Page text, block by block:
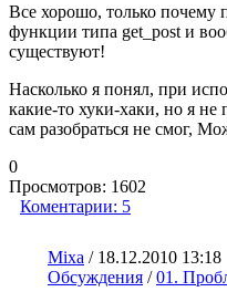
Все хорошо, только почему
функции типа get_post и
существуют!
Насколько я понял, при
какие-то хуки-хаки, но я
сам разобраться не смог,
0
Просмотров: 1602
Коментарии: 5
Mixa / 18.12.2010 13:18
Обсуждения /01.